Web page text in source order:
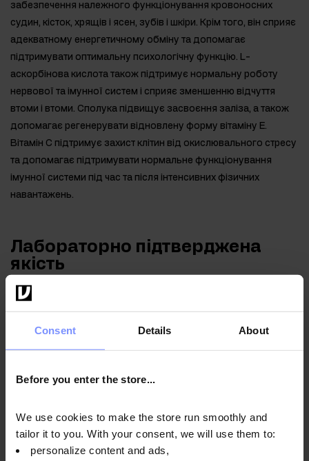
Consent Details About
Before you enter the store...
We use cookies to make the store run smoothly and
tailor it to you. With your consent, we will use them to:
personalize content and ads,
забезпечення належного функціонування кровоносних
судин, кісток, хрящів і ясен, зубів і шкіри. Крім того, він сприяє
адекватному енергетичному обміну та допомагає
підтримувати оптимальну психологічну функцію. L-
аскорбінова кислота також підтримує нормальну роботу
нервової та імунної систем і сприяє зменшенню відчуття
втоми і втоми. Сполука підвищує засвоєння заліза, а також
допомагає регенерувати відновлену форму вітаміну Е.
Вітамін С підтримує захист клітин від окислювального стресу
та допомагає підтримувати нормальне функціонування
імунної системи під час та після інтенсивних фізичних
навантажень.
Лабораторно підтверджена
якість
З турботою про здоров'я наших клієнтів, ми регулярно
перевіряємо продукцію в незалежній акредитованій
лабораторії, гарантуючи її найвищу якість і
безпечність.
OstroVit Морський колаген + гіалуронова кислота +